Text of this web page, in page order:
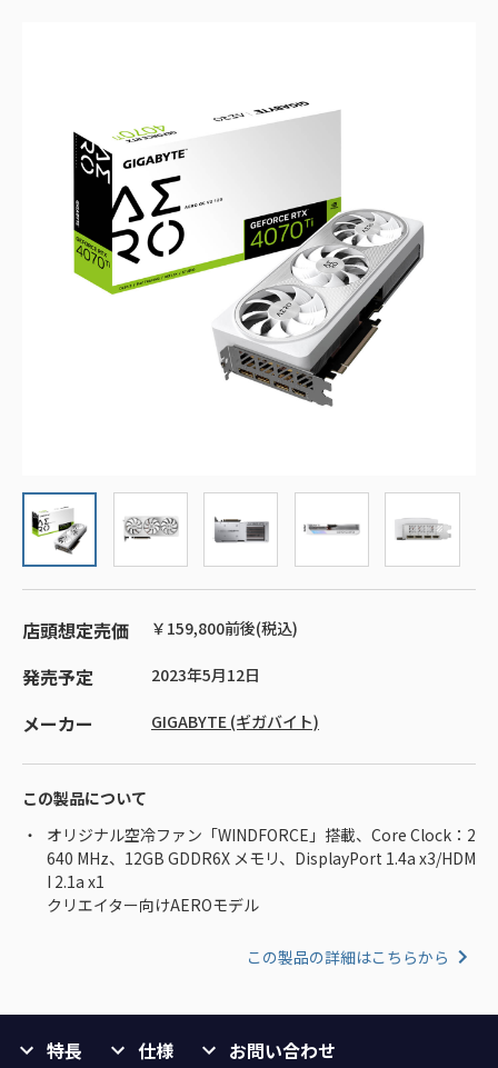
店頭想定売価 ￥159,800前後(税込)
発売予定 2023年5月12日
メーカー GIGABYTE (ギガバイト)
この製品について
オリジナル空冷ファン「WINDFORCE」搭載、Core Clock：2
640 MHz、12GB GDDR6X メモリ、DisplayPort 1.4a x3/HDM
I 2.1a x1
クリエイター向けAEROモデル
この製品の詳細はこちらから
特長 仕様 お問い合わせ